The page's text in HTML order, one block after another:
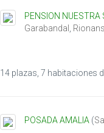
PENSION NUESTRA
Garabandal
14 plazas, 7 habitaciones
POSADA AMALIA (